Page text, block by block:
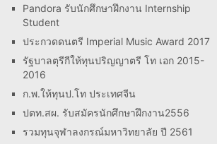
Pandora รับนักศึกษาฝึกงาน Internship
Student
ประกวดดนตรี Imperial Music Award 2017
รัฐบาลตุรีกีให้ทุนปริญญาตรี โท เอก 2015-
2016
ก.พ.ให้ทุนป.โท ประเทศจีน
ปตท.สผ. รับสมัครนักศึกษาฝึกงาน2556
รวมทุนจุฬาลงกรณ์มหาวิทยาลัย ปี 2561